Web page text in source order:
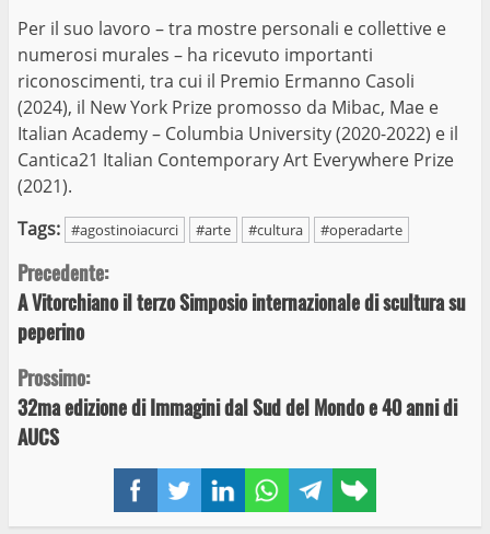
FacebookTwitterLinkedInWhatsAppTelegram
link
Per il suo lavoro – tra mostre personali e collettive e
numerosi murales – ha ricevuto importanti
riconoscimenti, tra cui il Premio Ermanno Casoli
(2024), il New York Prize promosso da Mibac, Mae e
Italian Academy – Columbia University (2020-2022) e il
Cantica21 Italian Contemporary Art Everywhere Prize
(2021).
Tags: #agostinoiacurci #arte #cultura #operadarte
Continue
Reading
Precedente:
A Vitorchiano il terzo Simposio internazionale di scultura su
peperino
Prossimo:
32ma edizione di Immagini dal Sud del Mondo e 40 anni di
AUCS